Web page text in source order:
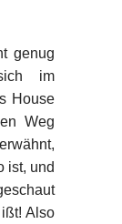
genug
im
House
Weg
ist, und
Also